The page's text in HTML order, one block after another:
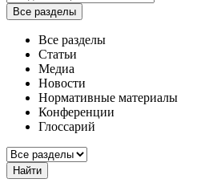
Все разделы
Все разделы
Статьи
Медиа
Новости
Нормативные материалы
Конференции
Глоссарий
Найти